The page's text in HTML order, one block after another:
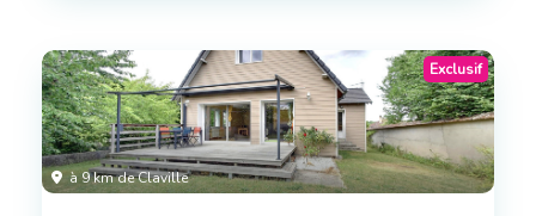
à 9 km de Claville
Exclusif